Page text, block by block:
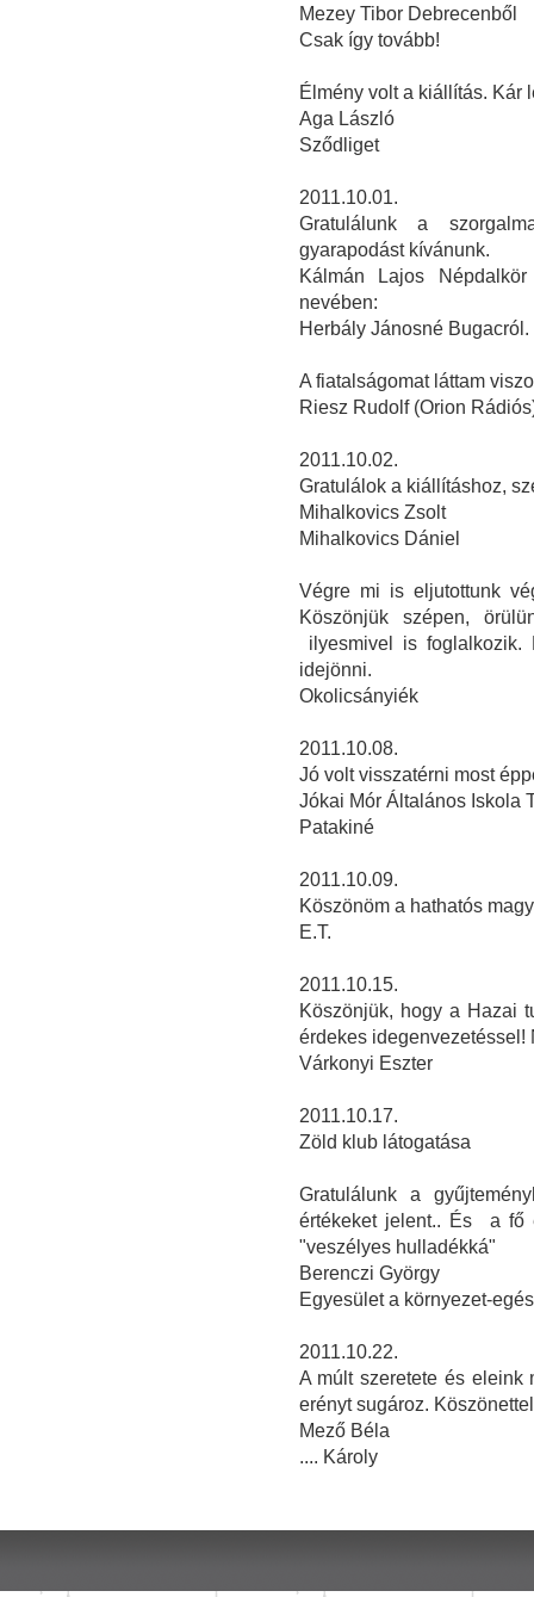
Mezey Tibor Debrecenből
Csak így tovább!
Élmény volt a kiállítás. Kár
Aga László
Sződliget
2011.10.01.
Gratulálunk a
gyarapodást kívánunk.
Kálmán Lajos
nevében:
Herbály Jánosné Bugacról.
A fiatalságomat láttam
Riesz Rudolf (Orion
2011.10.02.
Gratulálok a kiállításhoz,
Mihalkovics Zsolt
Mihalkovics Dániel
Végre mi is eljutottunk
Köszönjük szépen,
ilyesmivel is foglalkozik.
idejönni.
Okolicsányiék
2011.10.08.
Jó volt visszatérni most
Jókai Mór Általános Iskola
Patakiné
2011.10.09.
Köszönöm a hathatós
E.T.
2011.10.15.
Köszönjük, hogy a Hazai
érdekes idegenvezetéssel!
Várkonyi Eszter
2011.10.17.
Zöld klub látogatása
Gratulálunk a
értékeket jelent.. És a fő
"veszélyes hulladékká"
Berenczi György
Egyesület a környezet-
2011.10.22.
A múlt szeretete és eleink
erényt sugároz.
Mező Béla
.... Károly